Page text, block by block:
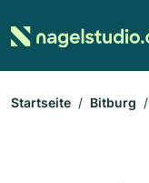
Startseite Bitburg